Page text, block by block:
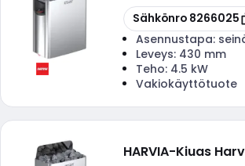
Kopioi
Sähkönro 8266025
Asennustapa:
Leveys: 430 mm
Teho: 4.5 kW
Vakiokäyttötuote
HARVIA-Kiuas